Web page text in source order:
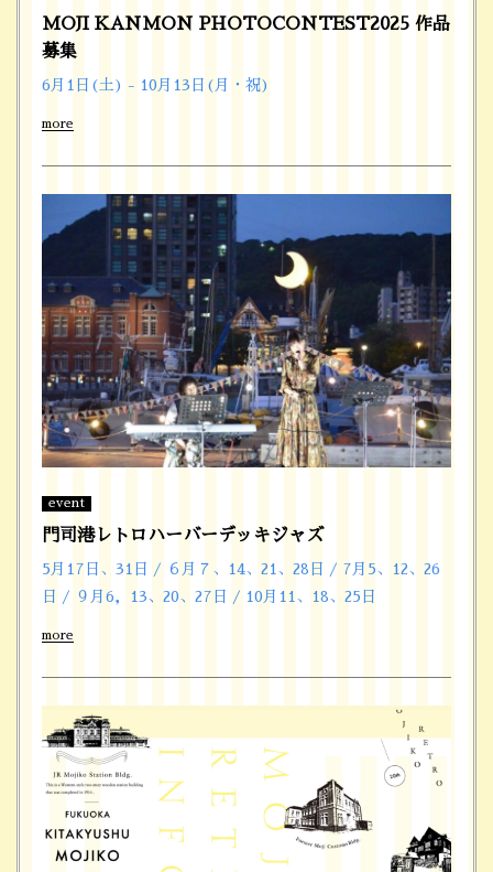
MOJI KANMON PHOTOCONTEST2025 作品
募集
6月1日(土) - 10月13日(月・祝)
more
event
門司港レトロハーバーデッキジャズ
5月17日、31日 / ６月７、14、21、28日 / 7月5、12、26
日 / ９月6，13、20、27日 / 10月11、18、25日
more